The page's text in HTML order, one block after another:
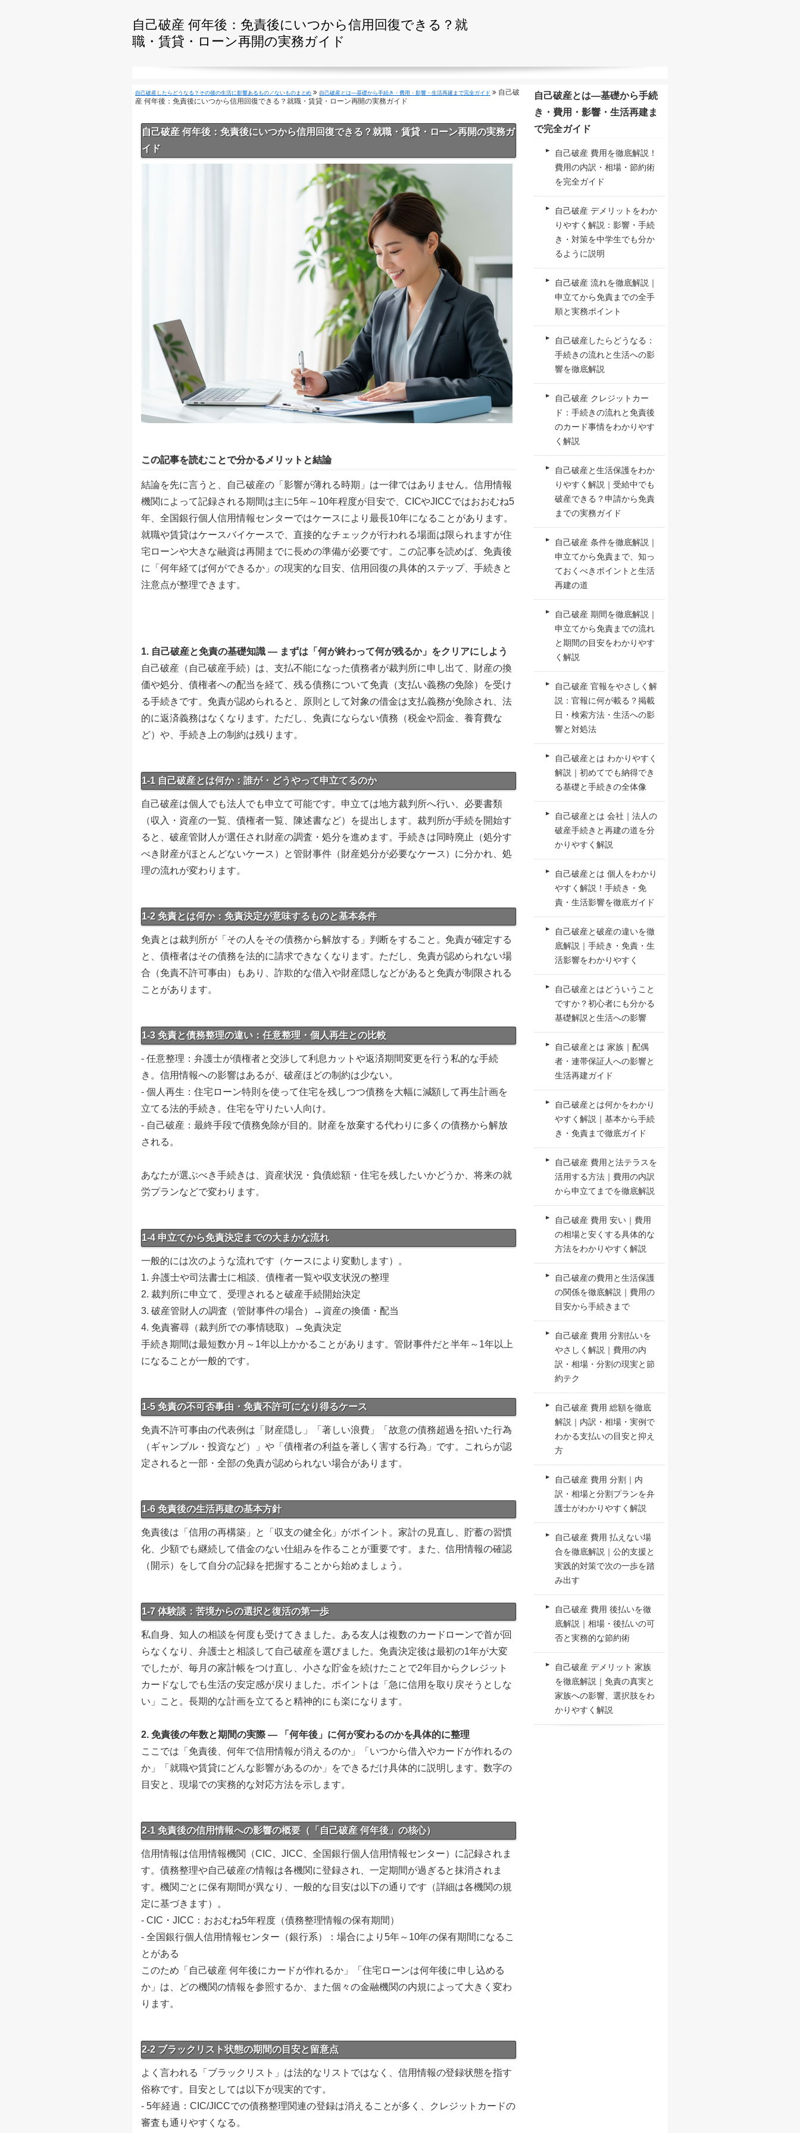
自己破産 何年後：免責後にいつから信用回復できる？就
職・賃貸・ローン再開の実務ガイド
自己破産したらどうなる？その後の生活に影響あるもの／ないものまとめ 自己破産とは—基礎から手続き・費用・影響・生活再建まで完全ガイド
自己破
産 何年後：免責後にいつから信用回復できる？就職・賃貸・ローン再開の実務ガイド
自己破産 何年後：免責後にいつから信用回復できる？就職・賃貸・ローン再開の実務ガ
イド
この記事を読むことで分かるメリットと結論
結論を先に言うと、自己破産の「影響が薄れる時期」は一律ではありません。信用情報
機関によって記録される期間は主に5年～10年程度が目安で、CICやJICCではおおむね5
年、全国銀行個人信用情報センターではケースにより最長10年になることがあります。
就職や賃貸はケースバイケースで、直接的なチェックが行われる場面は限られますが住
宅ローンや大きな融資は再開までに長めの準備が必要です。この記事を読めば、免責後
に「何年経てば何ができるか」の現実的な目安、信用回復の具体的ステップ、手続きと
注意点が整理できます。
1. 自己破産と免責の基礎知識 — まずは「何が終わって何が残るか」をクリアにしよう
自己破産（自己破産手続）は、支払不能になった債務者が裁判所に申し出て、財産の換
価や処分、債権者への配当を経て、残る債務について免責（支払い義務の免除）を受け
る手続きです。免責が認められると、原則として対象の借金は支払義務が免除され、法
的に返済義務はなくなります。ただし、免責にならない債務（税金や罰金、養育費な
ど）や、手続き上の制約は残ります。
1-1 自己破産とは何か：誰が・どうやって申立てるのか
自己破産は個人でも法人でも申立て可能です。申立ては地方裁判所へ行い、必要書類
（収入・資産の一覧、債権者一覧、陳述書など）を提出します。裁判所が手続を開始す
ると、破産管財人が選任され財産の調査・処分を進めます。手続きは同時廃止（処分す
べき財産がほとんどないケース）と管財事件（財産処分が必要なケース）に分かれ、処
理の流れが変わります。
1-2 免責とは何か：免責決定が意味するものと基本条件
免責とは裁判所が「その人をその債務から解放する」判断をすること。免責が確定する
と、債権者はその債務を法的に請求できなくなります。ただし、免責が認められない場
合（免責不許可事由）もあり、詐欺的な借入や財産隠しなどがあると免責が制限される
ことがあります。
1-3 免責と債務整理の違い：任意整理・個人再生との比較
- 任意整理：弁護士が債権者と交渉して利息カットや返済期間変更を行う私的な手続
き。信用情報への影響はあるが、破産ほどの制約は少ない。
- 個人再生：住宅ローン特則を使って住宅を残しつつ債務を大幅に減額して再生計画を
立てる法的手続き。住宅を守りたい人向け。
- 自己破産：最終手段で債務免除が目的。財産を放棄する代わりに多くの債務から解放
される。
あなたが選ぶべき手続きは、資産状況・負債総額・住宅を残したいかどうか、将来の就
労プランなどで変わります。
1-4 申立てから免責決定までの大まかな流れ
一般的には次のような流れです（ケースにより変動します）。
1. 弁護士や司法書士に相談、債権者一覧や収支状況の整理
2. 裁判所に申立て、受理されると破産手続開始決定
3. 破産管財人の調査（管財事件の場合）→資産の換価・配当
4. 免責審尋（裁判所での事情聴取）→免責決定
手続き期間は最短数か月～1年以上かかることがあります。管財事件だと半年～1年以上
になることが一般的です。
1-5 免責の不可否事由・免責不許可になり得るケース
免責不許可事由の代表例は「財産隠し」「著しい浪費」「故意の債務超過を招いた行為
（ギャンブル・投資など）」や「債権者の利益を著しく害する行為」です。これらが認
定されると一部・全部の免責が認められない場合があります。
1-6 免責後の生活再建の基本方針
免責後は「信用の再構築」と「収支の健全化」がポイント。家計の見直し、貯蓄の習慣
化、少額でも継続して借金のない仕組みを作ることが重要です。また、信用情報の確認
（開示）をして自分の記録を把握することから始めましょう。
1-7 体験談：苦境からの選択と復活の第一歩
私自身、知人の相談を何度も受けてきました。ある友人は複数のカードローンで首が回
らなくなり、弁護士と相談して自己破産を選びました。免責決定後は最初の1年が大変
でしたが、毎月の家計帳をつけ直し、小さな貯金を続けたことで2年目からクレジット
カードなしでも生活の安定感が戻りました。ポイントは「急に信用を取り戻そうとしな
い」こと。長期的な計画を立てると精神的にも楽になります。
2. 免責後の年数と期間の実際 — 「何年後」に何が変わるのかを具体的に整理
ここでは「免責後、何年で信用情報が消えるのか」「いつから借入やカードが作れるの
か」「就職や賃貸にどんな影響があるのか」をできるだけ具体的に説明します。数字の
目安と、現場での実務的な対応方法を示します。
2-1 免責後の信用情報への影響の概要（「自己破産 何年後」の核心）
信用情報は信用情報機関（CIC、JICC、全国銀行個人信用情報センター）に記録されま
す。債務整理や自己破産の情報は各機関に登録され、一定期間が過ぎると抹消されま
す。機関ごとに保有期間が異なり、一般的な目安は以下の通りです（詳細は各機関の規
定に基づきます）。
- CIC・JICC：おおむね5年程度（債務整理情報の保有期間）
- 全国銀行個人信用情報センター（銀行系）：場合により5年～10年の保有期間になるこ
とがある
このため「自己破産 何年後にカードが作れるか」「住宅ローンは何年後に申し込める
か」は、どの機関の情報を参照するか、また個々の金融機関の内規によって大きく変わ
ります。
2-2 ブラックリスト状態の期間の目安と留意点
よく言われる「ブラックリスト」は法的なリストではなく、信用情報の登録状態を指す
俗称です。目安としては以下が現実的です。
- 5年経過：CIC/JICCでの債務整理関連の登録は消えることが多く、クレジットカードの
審査も通りやすくなる。
自己破産とは—基礎から手続
き・費用・影響・生活再建ま
で完全ガイド
自己破産 費用を徹底解説！
費用の内訳・相場・節約術
を完全ガイド
自己破産 デメリットをわか
りやすく解説：影響・手続
き・対策を中学生でも分か
るように説明
自己破産 流れを徹底解説｜
申立てから免責までの全手
順と実務ポイント
自己破産したらどうなる：
手続きの流れと生活への影
響を徹底解説
自己破産 クレジットカー
ド：手続きの流れと免責後
のカード事情をわかりやす
く解説
自己破産と生活保護をわか
りやすく解説｜受給中でも
破産できる？申請から免責
までの実務ガイド
自己破産 条件を徹底解説｜
申立てから免責まで、知っ
ておくべきポイントと生活
再建の道
自己破産 期間を徹底解説｜
申立てから免責までの流れ
と期間の目安をわかりやす
く解説
自己破産 官報をやさしく解
説：官報に何が載る？掲載
日・検索方法・生活への影
響と対処法
自己破産とは わかりやすく
解説｜初めてでも納得でき
る基礎と手続きの全体像
自己破産とは 会社｜法人の
破産手続きと再建の道を分
かりやすく解説
自己破産とは 個人をわかり
やすく解説！手続き・免
責・生活影響を徹底ガイド
自己破産と破産の違いを徹
底解説｜手続き・免責・生
活影響をわかりやすく
自己破産とはどういうこと
ですか？初心者にも分かる
基礎解説と生活への影響
自己破産とは 家族｜配偶
者・連帯保証人への影響と
生活再建ガイド
自己破産とは何かをわかり
やすく解説｜基本から手続
き・免責まで徹底ガイド
自己破産 費用と法テラスを
活用する方法｜費用の内訳
から申立てまでを徹底解説
自己破産 費用 安い｜費用
の相場と安くする具体的な
方法をわかりやすく解説
自己破産の費用と生活保護
の関係を徹底解説｜費用の
目安から手続きまで
自己破産 費用 分割払いを
やさしく解説｜費用の内
訳・相場・分割の現実と節
約テク
自己破産 費用 総額を徹底
解説｜内訳・相場・実例で
わかる支払いの目安と抑え
方
自己破産 費用 分割｜内
訳・相場と分割プランを弁
護士がわかりやすく解説
自己破産 費用 払えない場
合を徹底解説｜公的支援と
実践的対策で次の一歩を踏
み出す
自己破産 費用 後払いを徹
底解説｜相場・後払いの可
否と実務的な節約術
自己破産 デメリット 家族
を徹底解説｜免責の真実と
家族への影響、選択肢をわ
かりやすく解説